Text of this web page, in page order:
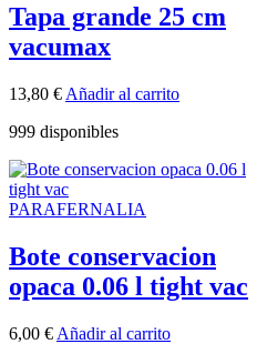
Tapa grande 25 cm
vacumax
13,80 € Añadir al carrito
999 disponibles
PARAFERNALIA
Bote conservacion
opaca 0.06 l tight vac
6,00 € Añadir al carrito